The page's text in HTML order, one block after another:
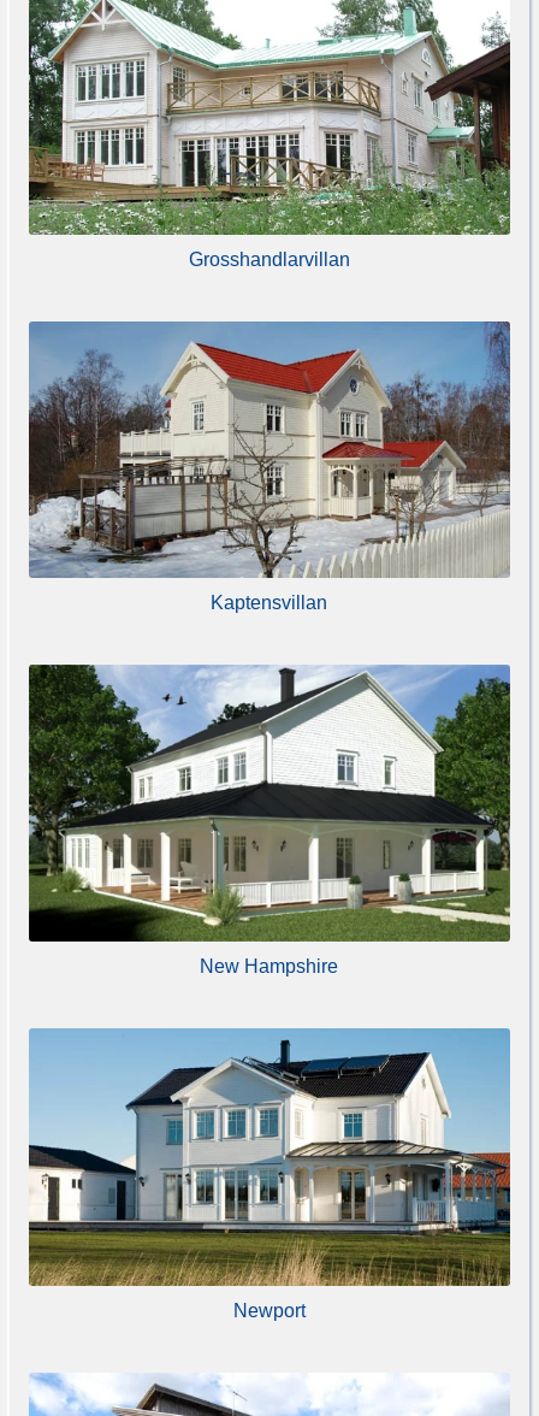
Grosshandlarvillan
Kaptensvillan
New Hampshire
Newport